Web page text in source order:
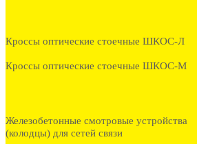
Кроссы оптические стоечные ШКОС-Л
Кроссы оптические стоечные ШКОС-М
Железобетонные смотровые устройства
(колодцы) для сетей связи